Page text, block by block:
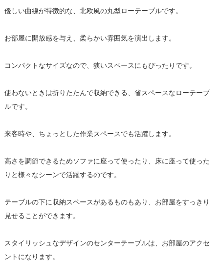
優しい曲線が特徴的な、北欧風の丸型ローテーブルです。
お部屋に開放感を与え、柔らかい雰囲気を演出します。
コンパクトなサイズなので、狭いスペースにもぴったりです。
使わないときは折りたたんで収納できる、省スペースなローテーブ
ルです。
来客時や、ちょっとした作業スペースでも活躍します。
高さを調節できるためソファに座って使ったり、床に座って使った
りと様々なシーンで活躍するのです。
テーブルの下に収納スペースがあるものもあり、お部屋をすっきり
見せることができます。
スタイリッシュなデザインのセンターテーブルは、お部屋のアクセ
ントになります。